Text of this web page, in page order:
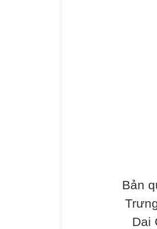
Bản
Dai